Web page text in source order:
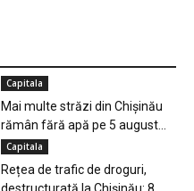
Capitala
Mai multe străzi din Chișinău
rămân fără apă pe 5 august...
Capitala
Rețea de trafic de droguri,